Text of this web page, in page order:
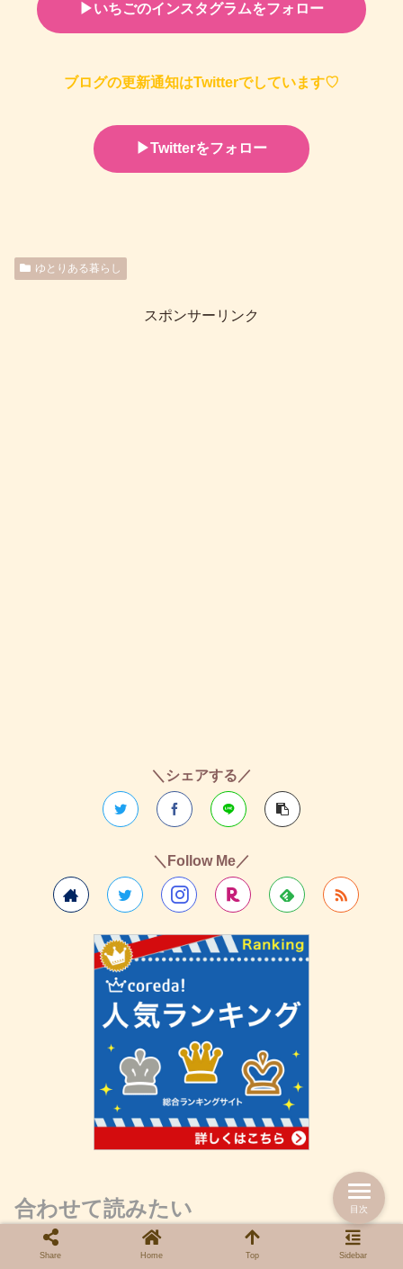
▶︎いちごのインスタグラムをフォロー
ブログの更新通知はTwitterでしています♡
▶︎Twitterをフォロー
ゆとりある暮らし
スポンサーリンク
＼シェアする／
＼Follow Me／
合わせて読みたい
【経験談】どうする？！初の子連れ旅
Share Home Top Sidebar
目次